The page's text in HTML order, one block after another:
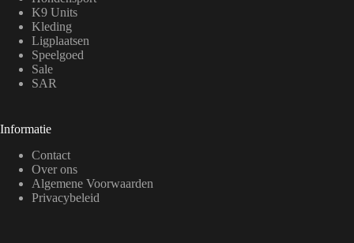
K9 Units
Kleding
Ligplaatsen
Speelgoed
Sale
SAR
Informatie
Contact
Over ons
Algemene Voorwaarden
Privacybeleid